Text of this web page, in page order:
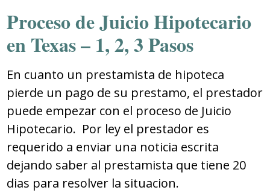
Proceso de Juicio Hipotecario
en Texas – 1, 2, 3 Pasos
En cuanto un prestamista de hipoteca
pierde un pago de su prestamo, el prestador
puede empezar con el proceso de Juicio
Hipotecario. Por ley el prestador es
requerido a enviar una noticia escrita
dejando saber al prestamista que tiene 20
dias para resolver la situacion.